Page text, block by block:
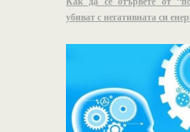
убиват с негативната си